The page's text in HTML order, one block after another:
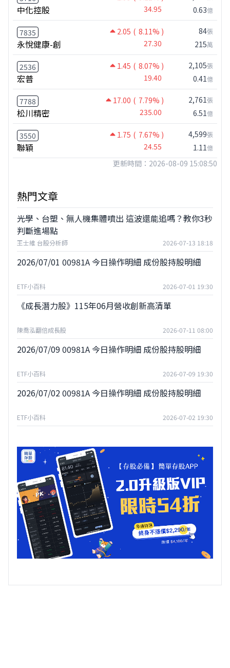
中化控股 34.95 0.63億
7835 2.05 ( 8.11% )
永悅健康-創 27.30
84張
215萬
2536 1.45 ( 8.07% )
宏普 19.40
2,105張
0.41億
7788 17.00 ( 7.79% )
松川精密 235.00
2,761張
6.51億
3550 1.75 ( 7.67% )
聯穎 24.55
4,599張
1.11億
更新時間：2026-08-09 15:08:50
熱門文章
光學、台塑、無人機集體噴出 這波還能追嗎？教你3秒
判斷進場點
王士維 台股分析師 2026-07-13 18:18
2026/07/01 00981A 今日操作明細 成份股持股明細
ETF小百科 2026-07-01 19:30
《成長潛力股》115年06月營收創新高清單
陳喬泓翻倍成長股 2026-07-11 08:00
2026/07/09 00981A 今日操作明細 成份股持股明細
ETF小百科 2026-07-09 19:30
2026/07/02 00981A 今日操作明細 成份股持股明細
ETF小百科 2026-07-02 19:30